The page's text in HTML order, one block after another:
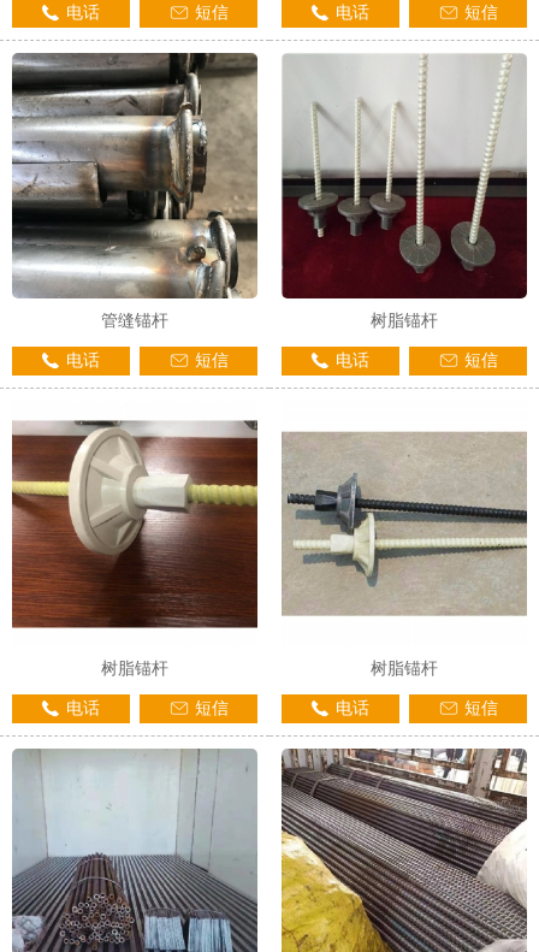
电话 短信 电话 短信
管缝锚杆
电话 短信
树脂锚杆
电话 短信
树脂锚杆
电话 短信
树脂锚杆
电话 短信